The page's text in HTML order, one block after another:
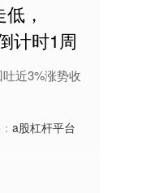
，
计时1周
近3%涨势收
a股杠杆平台